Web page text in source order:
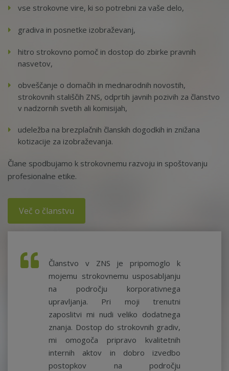
vse strokovne vire, ki so potrebni za vaše delo,
gradiva in posnetke izobraževanj,
hitro strokovno pomoč in dostop do zbirke pravnih
nasvetov,
obveščanje o domačih in mednarodnih novostih,
strokovnih stališčih ZNS, odprtih javnih pozivih za članstvo
v nadzornih svetih ali komisijah,
udeležba na brezplačnih članskih dogodkih in znižana
kotizacije za izobraževanja.
Člane spodbujamo k strokovnemu razvoju in spoštovanju
profesionalne etike.
Več o članstvu
Članstvo v ZNS je pripomoglo k
mojemu strokovnemu usposabljanju
na področju korporativnega
upravljanja. Pri moji trenutni
zaposlitvi mi nudi veliko dodatnega
znanja. Dostop do strokovnih gradiv,
mi omogoča pripravo kvalitetnih
internih aktov in dobro izvedbo
postopkov na področju